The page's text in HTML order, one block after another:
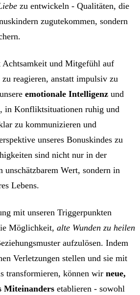
zu entwickeln - Qualitäten, die
zugutekommen, sondern
und Mitgefühl auf
reagieren, anstatt impulsiv zu
emotionale Intelligenz und
in Konfliktsituationen ruhig und
zu kommunizieren und
unseres Bonuskindes zu
sind nicht nur in der
unschätzbarem Wert, sondern in
Lebens.
mit unseren Triggerpunkten
Möglichkeit, alte Wunden zu heilen
aufzulösen. Indem
Verletzungen stellen und sie mit
transformieren, können wir neue,
Miteinanders etablieren - sowohl